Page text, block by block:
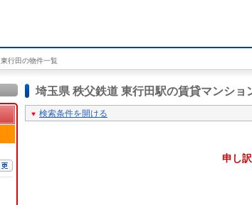
東行田の物件一覧
埼玉県 秩父鉄道 東行田駅の賃貸マンショ
検索条件を開ける
申し